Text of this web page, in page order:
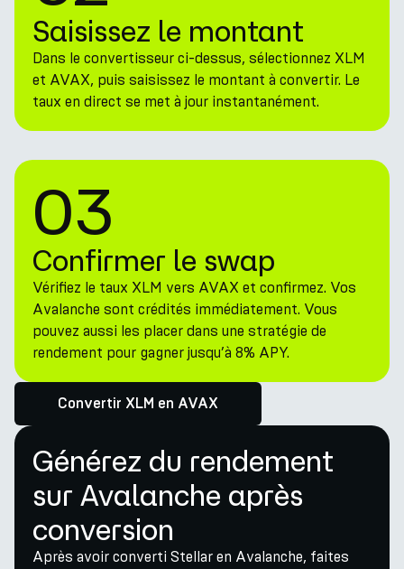
Saisissez le montant
Dans le convertisseur ci-dessus, sélectionnez XLM
et AVAX, puis saisissez le montant à convertir. Le
taux en direct se met à jour instantanément.
03
Confirmer le swap
Vérifiez le taux XLM vers AVAX et confirmez. Vos
Avalanche sont crédités immédiatement. Vous
pouvez aussi les placer dans une stratégie de
rendement pour gagner jusqu’à 8% APY.
Convertir XLM en AVAX
Générez du rendement
sur Avalanche après
conversion
Après avoir converti Stellar en Avalanche, faites